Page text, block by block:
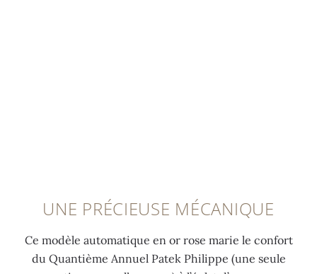
UNE PRÉCIEUSE MÉCANIQUE
Ce modèle automatique en or rose marie le confort
du Quantième Annuel Patek Philippe (une seule